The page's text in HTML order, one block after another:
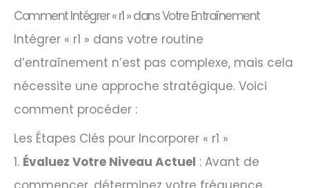
Comment Intégrer « r1 » dans Votre Entraînement
Intégrer « r1 » dans votre routine
d’entraînement n’est pas complexe, mais cela
nécessite une approche stratégique. Voici
comment procéder :
Les Étapes Clés pour Incorporer « r1 »
1. Évaluez Votre Niveau Actuel : Avant de